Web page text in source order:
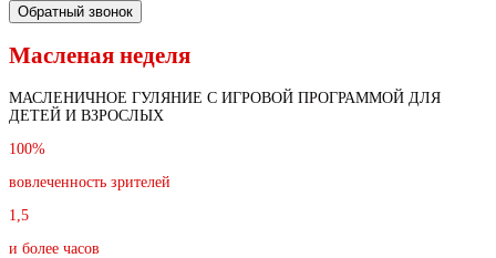
Обратный звонок
Масленая неделя
МАСЛЕНИЧНОЕ ГУЛЯНИЕ С ИГРОВОЙ ПРОГРАММОЙ ДЛЯ
ДЕТЕЙ И ВЗРОСЛЫХ
100%
вовлеченность зрителей
1,5
и более часов